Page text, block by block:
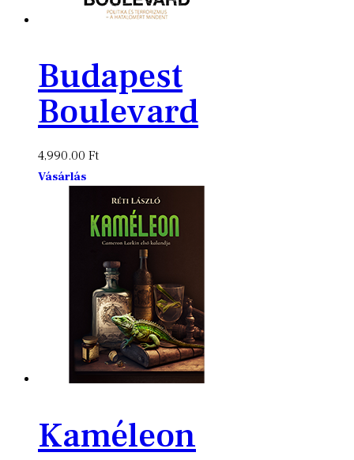
Budapest
Boulevard
4,990.00 Ft
Vásárlás
Kaméleon